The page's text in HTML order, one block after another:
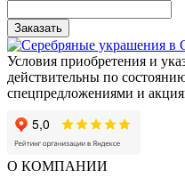
Заказать
Условия приобретения и
действительны по
спецпредложениями и
О КОМПАНИИ